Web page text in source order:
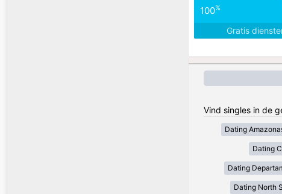
100%
Gratis
Vind singles in de
Dating
Dating
Dating
Dating North